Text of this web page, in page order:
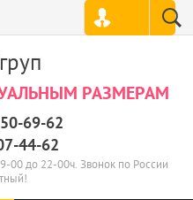
РАЗМЕРАМ
69-62
44-62
00 до 22-00ч. Звонок по России